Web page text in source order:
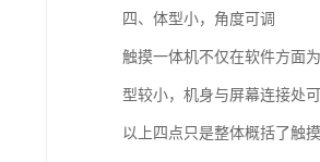
四、体型小，角度可调
触摸一体机不仅在软件方面
型较小，机身与屏幕连接处
以上四点只是整体概括了触